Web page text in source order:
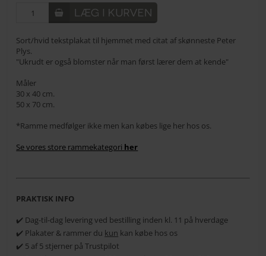
Sort/hvid tekstplakat til hjemmet med citat af skønneste Peter
Plys.
"Ukrudt er også blomster når man først lærer dem at kende"
Måler
30 x 40 cm.
50 x 70 cm.
*Ramme medfølger ikke men kan købes lige her hos os.
Se vores store rammekategori her
PRAKTISK INFO
✔️ Dag-til-dag levering ved bestilling inden kl. 11 på hverdage
✔️ Plakater & rammer du kun kan købe hos os
✔️ 5 af 5 stjerner på Trustpilot